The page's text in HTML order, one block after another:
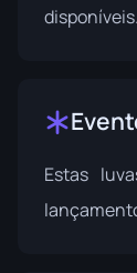
disponíveis.
Estas